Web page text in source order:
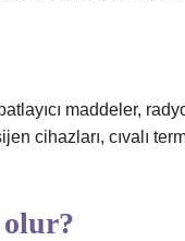
maddeler,
cihazları, cıvalı
olur?